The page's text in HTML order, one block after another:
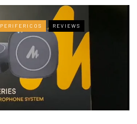
PERIFERICOS REVIEWS